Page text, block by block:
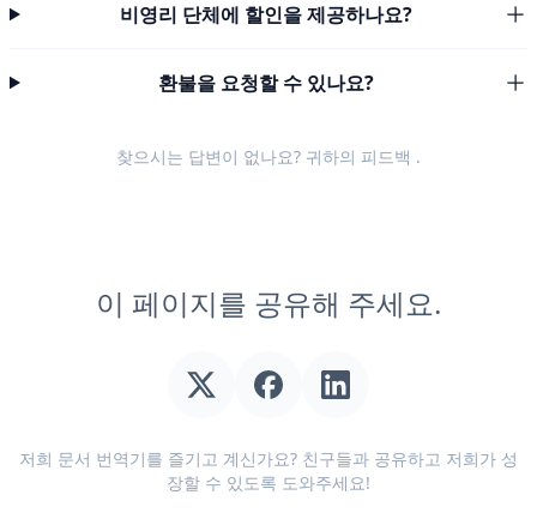
비영리 단체에 할인을 제공하나요?
환불을 요청할 수 있나요?
찾으시는 답변이 없나요? 귀하의 피드백 .
이 페이지를 공유해 주세요.
저희 문서 번역기를 즐기고 계신가요? 친구들과 공유하고 저희가 성
장할 수 있도록 도와주세요!